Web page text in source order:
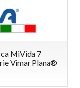
MiVida 7
Vimar Plana®